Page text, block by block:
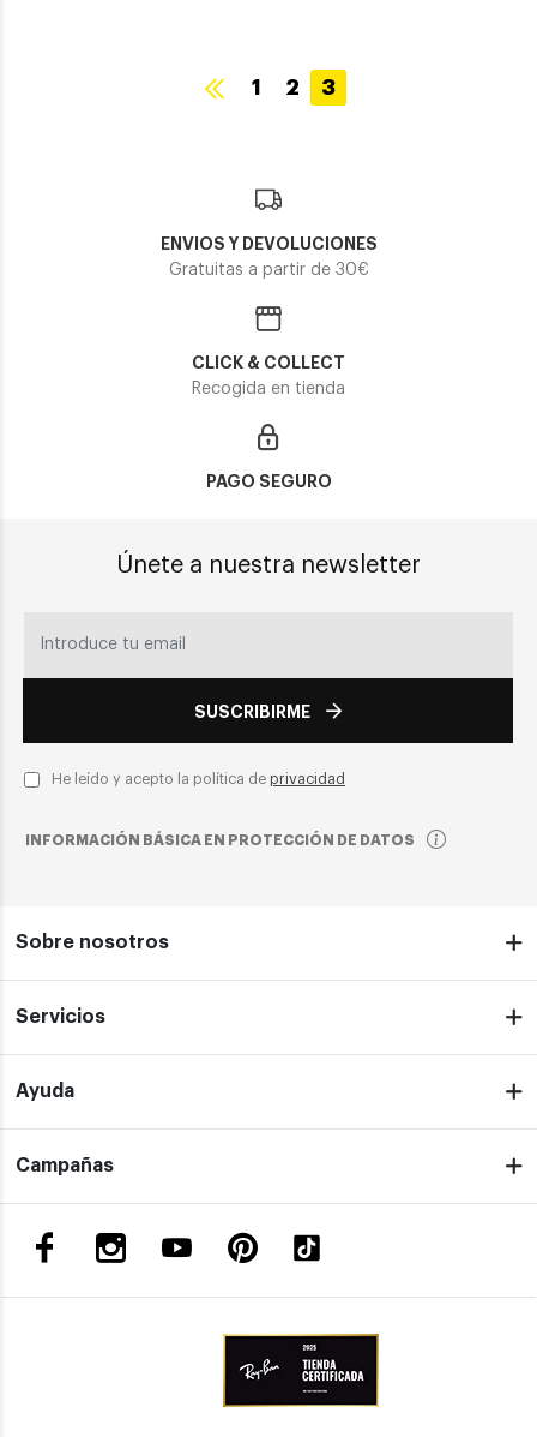
1 2 3
ENVIOS Y DEVOLUCIONES
Gratuitas a partir de 30€
CLICK & COLLECT
Recogida en tienda
PAGO SEGURO
Únete a nuestra newsletter
SUSCRIBIRME
He leído y acepto la política de privacidad
INFORMACIÓN BÁSICA EN PROTECCIÓN DE DATOS
Sobre nosotros
Servicios
Ayuda
Campañas